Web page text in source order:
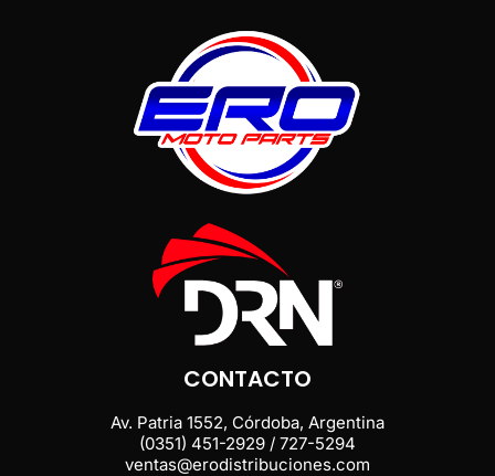
CONTACTO
Av. Patria 1552, Córdoba, Argentina
(0351) 451-2929 / 727-5294
ventas@erodistribuciones.com